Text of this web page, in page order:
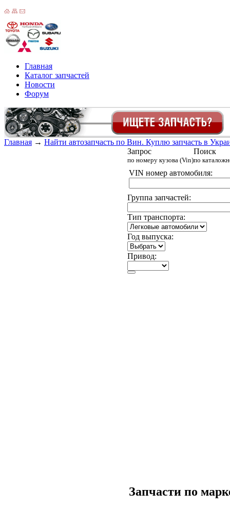
Главная
Каталог запчастей
Новости
Форум
Главная → Найти автозапчасть по Вин. Куплю запчасть в
Запрос
по номеру кузова (Vin)
Поиск
по
VIN номер автомобиля:
Группа запчастей:
Тип транспорта:
Год выпуска:
Привод:
Запчасти по